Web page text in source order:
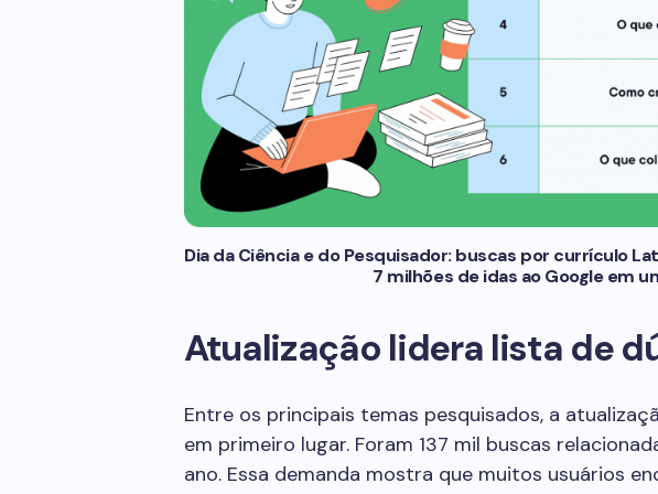
Dia da Ciência e do Pesquisador: buscas por currículo
7 milhões de idas ao Google em
Atualização lidera lista de
Entre os principais temas pesquisados, a
em primeiro lugar. Foram 137 mil buscas
ano. Essa demanda mostra que muitos usuários